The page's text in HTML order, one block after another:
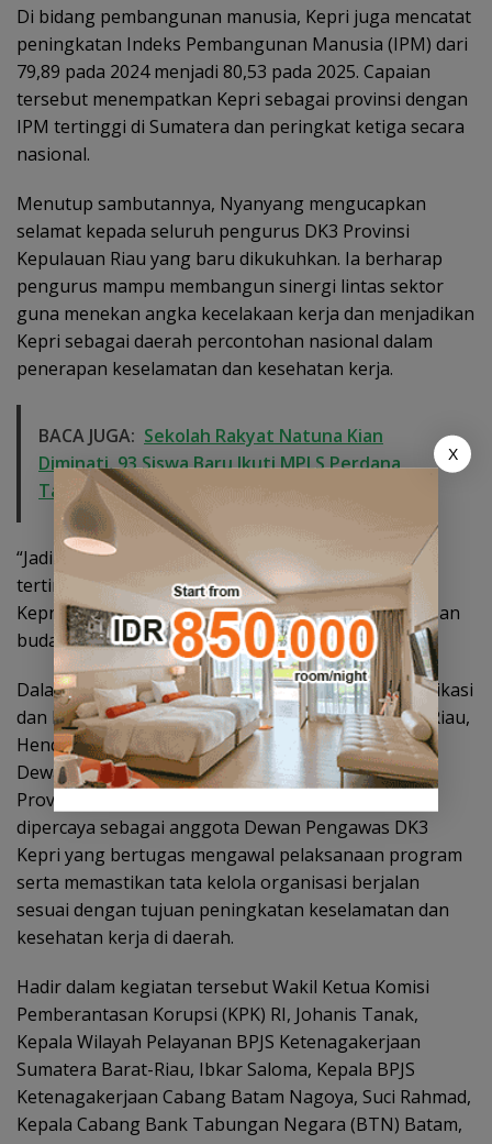
Di bidang pembangunan manusia, Kepri juga mencatat
peningkatan Indeks Pembangunan Manusia (IPM) dari
79,89 pada 2024 menjadi 80,53 pada 2025. Capaian
tersebut menempatkan Kepri sebagai provinsi dengan
IPM tertinggi di Sumatera dan peringkat ketiga secara
nasional.
Menutup sambutannya, Nyanyang mengucapkan
selamat kepada seluruh pengurus DK3 Provinsi
Kepulauan Riau yang baru dikukuhkan. Ia berharap
pengurus mampu membangun sinergi lintas sektor
guna menekan angka kecelakaan kerja dan menjadikan
Kepri sebagai daerah percontohan nasional dalam
penerapan keselamatan dan kesehatan kerja.
BACA JUGA: Sekolah Rakyat Natuna Kian
Diminati, 93 Siswa Baru Ikuti MPLS Perdana
Tahun Ajaran 2026
“Jadikan keselamatan pekerja sebagai prioritas
tertinggi. Dengan kolaborasi yang kuat, saya yakin
Kepri dapat menjadi model nasional dalam penerapan
budaya keselamatan kerja,” pungkasnya.
Dalam pengukuhan tersebut, Kepala Dinas Komunikasi
dan Informatika (Diskominfo) Provinsi Kepulauan Riau,
Hendri Kurniadi, turut dilantik sebagai Wakil Ketua
Dewan Keselamatan dan Kesehatan Kerja (DK3)
Provinsi Kepulauan Riau. Selain itu, Hendri juga
dipercaya sebagai anggota Dewan Pengawas DK3
Kepri yang bertugas mengawal pelaksanaan program
serta memastikan tata kelola organisasi berjalan
sesuai dengan tujuan peningkatan keselamatan dan
kesehatan kerja di daerah.
Hadir dalam kegiatan tersebut Wakil Ketua Komisi
Pemberantasan Korupsi (KPK) RI, Johanis Tanak,
Kepala Wilayah Pelayanan BPJS Ketenagakerjaan
Sumatera Barat-Riau, Ibkar Saloma, Kepala BPJS
Ketenagakerjaan Cabang Batam Nagoya, Suci Rahmad,
Kepala Cabang Bank Tabungan Negara (BTN) Batam,
X